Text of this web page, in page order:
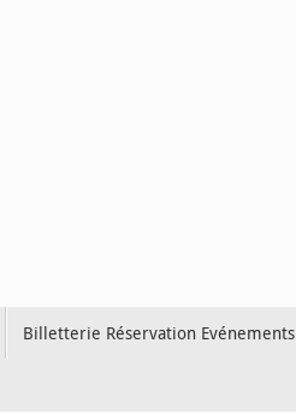
Billetterie Réservation Evénements